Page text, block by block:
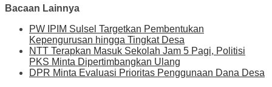
Bacaan Lainnya
PW IPIM Sulsel Targetkan Pembentukan
Kepengurusan hingga Tingkat Desa
NTT Terapkan Masuk Sekolah Jam 5 Pagi, Politisi
PKS Minta Dipertimbangkan Ulang
DPR Minta Evaluasi Prioritas Penggunaan Dana Desa